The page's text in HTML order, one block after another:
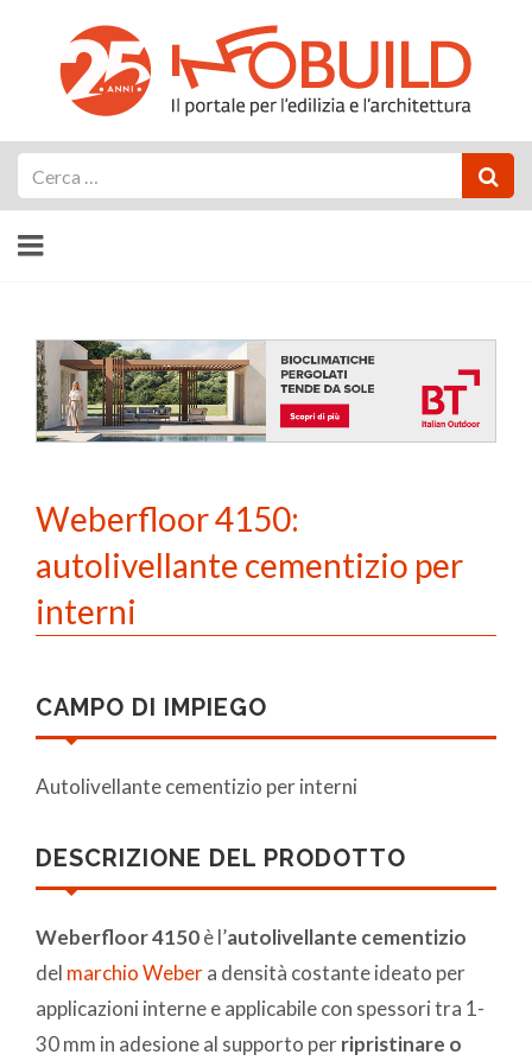
Weberfloor 4150:
autolivellante cementizio per
interni
CAMPO DI IMPIEGO
Autolivellante cementizio per interni
DESCRIZIONE DEL PRODOTTO
Weberfloor 4150è l’autolivellante cementizio
del marchio Webera densità costante ideato per
applicazioni interne e applicabile con spessori tra 1-
30 mm in adesione al supporto perripristinare o